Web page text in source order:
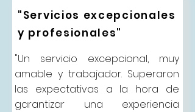
"Servicios excepcionales
y profesionales"
"Un servicio excepcional, muy
amable y trabajador. Superaron
las expectativas a la hora de
garantizar una experiencia